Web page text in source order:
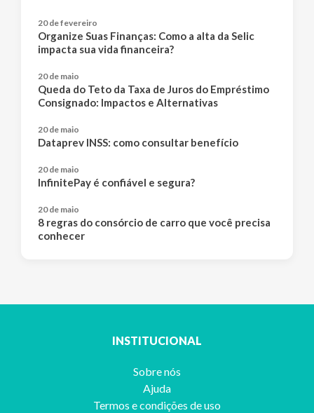
20 de fevereiro
Organize Suas Finanças: Como a alta da Selic
impacta sua vida financeira?
20 de maio
Queda do Teto da Taxa de Juros do Empréstimo
Consignado: Impactos e Alternativas
20 de maio
Dataprev INSS: como consultar benefício
20 de maio
InfinitePay é confiável e segura?
20 de maio
8 regras do consórcio de carro que você precisa
conhecer
INSTITUCIONAL
Sobre nós
Ajuda
Termos e condições de uso